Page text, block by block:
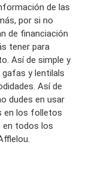
de las
por si no
de financiación
tener para
Así de simple y
gafas y lentilals
Así de
dudes en usar
en los folletos
en todos los